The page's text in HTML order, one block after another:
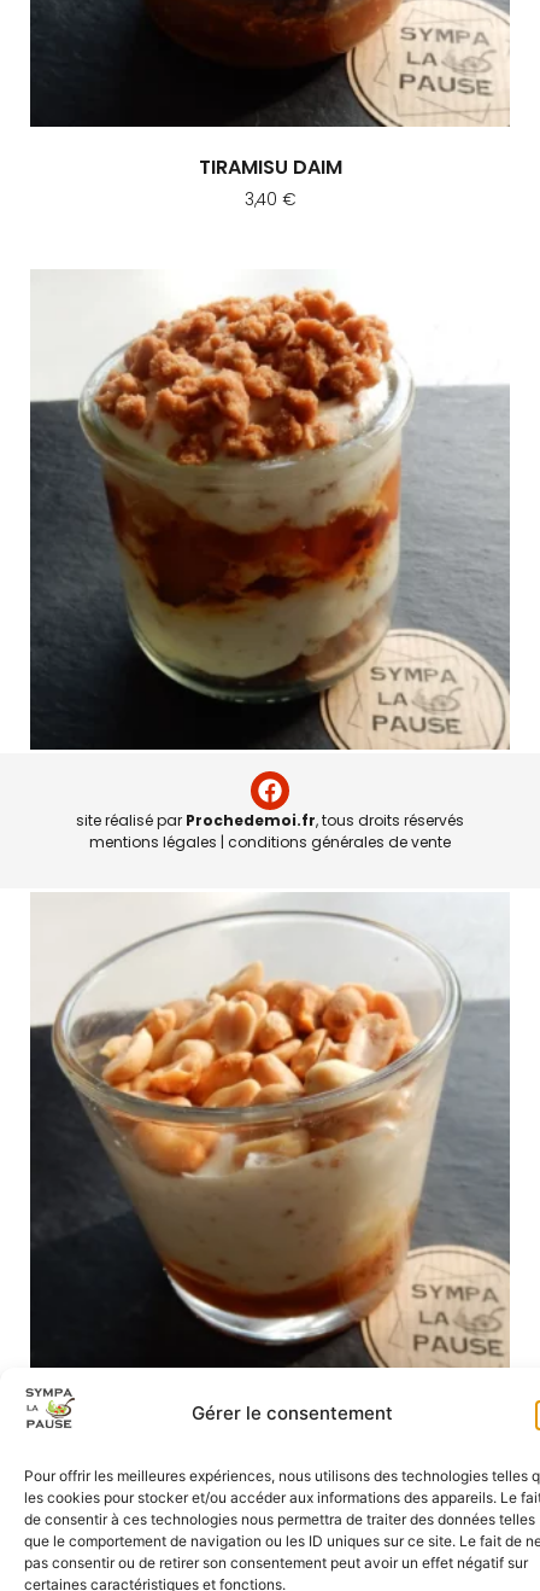
Gérer le consentement
Pour offrir les meilleures expériences, nous utilisons des technologies telles
les cookies pour stocker et/ou accéder aux informations des appareils. Le
de consentir à ces technologies nous permettra de traiter des données telles
que le comportement de navigation ou les ID uniques sur ce site. Le fait de
pas consentir ou de retirer son consentement peut avoir un effet négatif sur
certaines caractéristiques et fonctions.
TIRAMISU DAIM
3,40 €
TIRAMISU POIRE, SPÉCULOOS, CARAMEL
3,40€
TIRAMISU SNICKERS
site réalisé par Prochedemoi.fr, tous droits réservés
mentions légales | conditions générales de vente